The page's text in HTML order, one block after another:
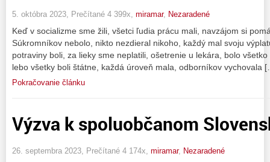
5. októbra 2023, Prečítané 4 399x, miramar, Nezaradené
Keď v socializme sme žili, všetci ľudia prácu mali, navzájom si
Súkromníkov nebolo, nikto nezdieral nikoho, každý mal svoju
potraviny boli, za lieky sme neplatili, ošetrenie u lekára, bolo
lebo všetky boli štátne, každá úroveň mala, odborníkov vychovala
Pokračovanie článku
Výzva k spoluobčanom
26. septembra 2023, Prečítané 4 174x, miramar, Nezaradené